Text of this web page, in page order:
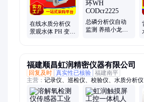
在线水质分析仪
景观水体 PH 变送
总磷分析仪自动
监测 养殖小龙虾
福建顺昌虹润精密仪器有限公司
回复及时 真实性已核验 福建南平
主营： 记录仪、巡检仪、校验仪、水质分析
器、485通讯、转换器rs、防爆信号、数显温
冲工业、多路温度、数显仪表、压力测量、